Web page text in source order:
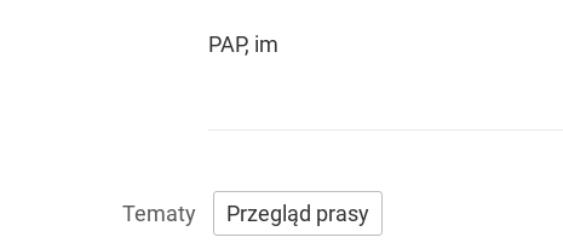
PAP, im
Przegląd prasy